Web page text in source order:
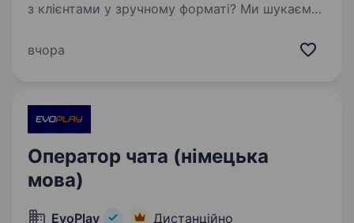
з клієнтами у зручному форматі? Ми шукаємо
Приєднуйтесь до нас, щоб надавати нашим
вчора
Оператор чата (німецька
мова)
EvoPlay Дистанційно